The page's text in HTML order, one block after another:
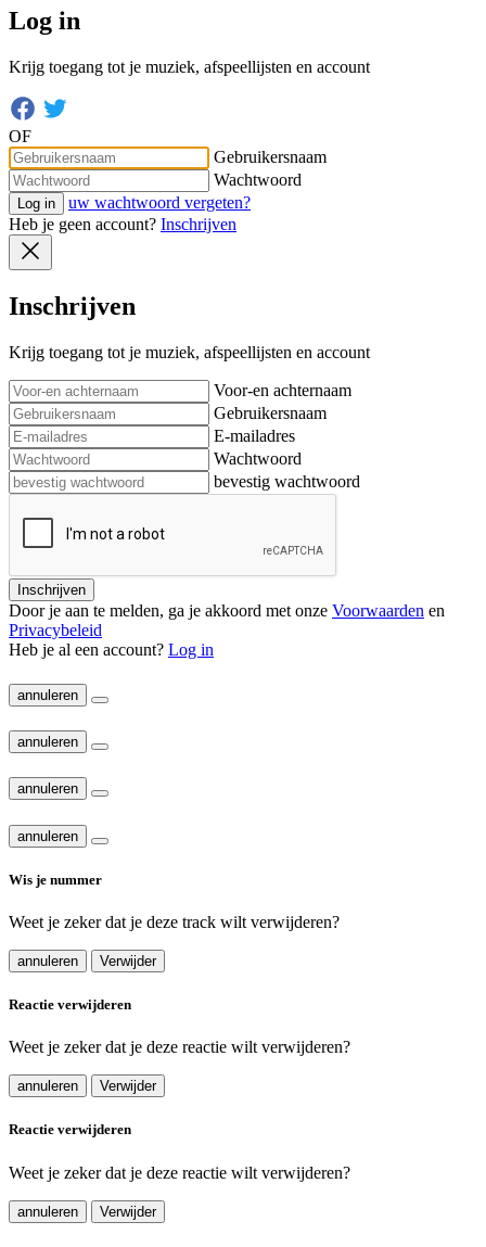
Log in
Krijg toegang tot je muziek, afspeellijsten en account
OF
Gebruikersnaam
Wachtwoord
Log in
uw wachtwoord vergeten?
Heb je geen account? Inschrijven
Inschrijven
Krijg toegang tot je muziek, afspeellijsten en account
Voor-en achternaam
Gebruikersnaam
E-mailadres
Wachtwoord
bevestig wachtwoord
Inschrijven
Door je aan te melden, ga je akkoord met onze Voorwaarden en
Privacybeleid
Heb je al een account? Log in
annuleren
annuleren
annuleren
annuleren
Wis je nummer
Weet je zeker dat je deze track wilt verwijderen?
annuleren Verwijder
Reactie verwijderen
Weet je zeker dat je deze reactie wilt verwijderen?
annuleren Verwijder
Reactie verwijderen
Weet je zeker dat je deze reactie wilt verwijderen?
annuleren Verwijder